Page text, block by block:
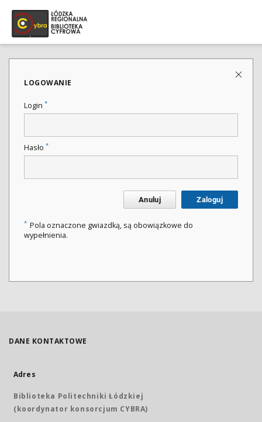
LOGOWANIE
Login *
Hasło *
Anuluj Zaloguj
* Pola oznaczone gwiazdką, są obowiązkowe do
wypełnienia.
DANE KONTAKTOWE
Adres
Biblioteka Politechniki Łódzkiej
(koordynator konsorcjum CYBRA)